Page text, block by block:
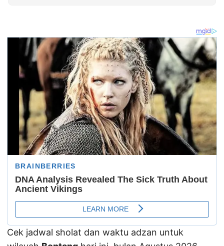
Cek jadwal sholat dan waktu adzan untuk